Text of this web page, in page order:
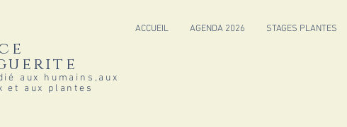
ACCUEIL AGENDA 2026 STAGES PLANTES
aux humains,aux
et aux plantes